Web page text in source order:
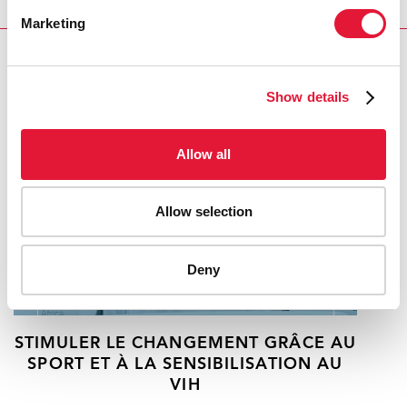
Marketing
Show details
Allow all
Allow selection
Deny
RELATED
STIMULER LE CHANGEMENT GRÂCE AU
SPORT ET À LA SENSIBILISATION AU
VIH